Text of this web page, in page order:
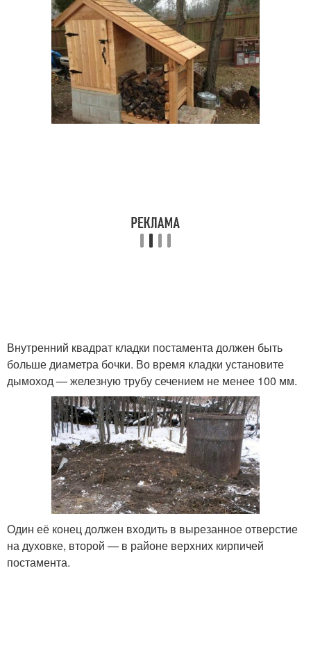
Внутренний квадрат кладки постамента должен быть
больше диаметра бочки. Во время кладки установите
дымоход — железную трубу сечением не менее 100 мм.
Один её конец должен входить в вырезанное отверстие
на духовке, второй — в районе верхних кирпичей
постамента.